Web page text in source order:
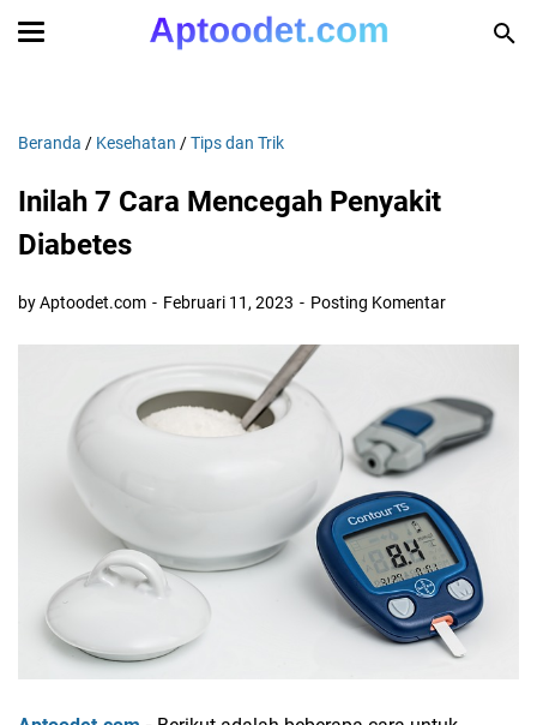
Beranda / Kesehatan /Tips dan Trik
Inilah 7 Cara Mencegah Penyakit
Diabetes
by Aptoodet.com Februari 11, 2023 Posting Komentar